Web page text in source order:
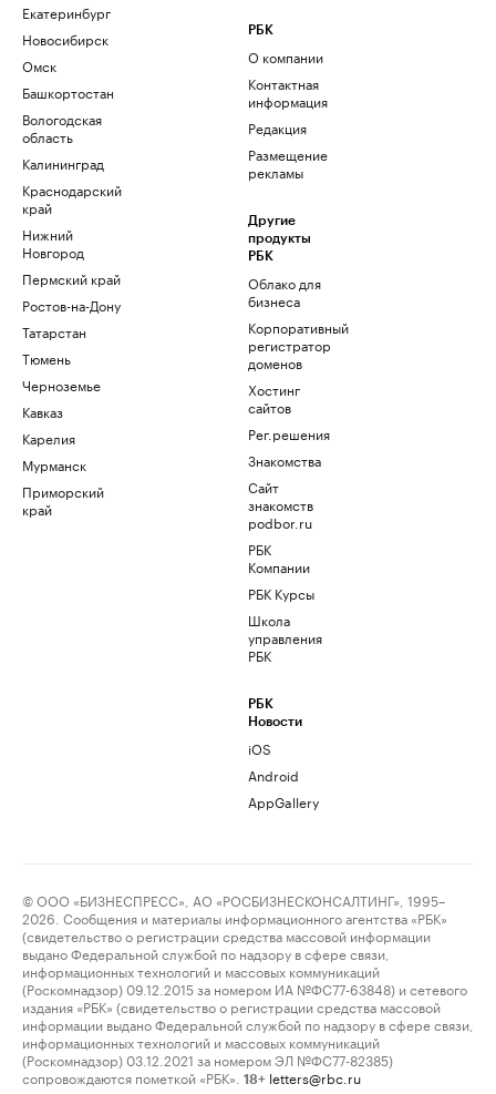
Екатеринбург
Новосибирск
Омск
Башкортостан
Вологодская
область
Калининград
Краснодарский
край
Нижний
Новгород
Пермский край
Ростов-на-Дону
Татарстан
Тюмень
Черноземье
Кавказ
Карелия
Мурманск
Приморский
край
РБК
О компании
Контактная
информация
Редакция
Размещение
рекламы
Другие
продукты
РБК
Облако для
бизнеса
Корпоративный
регистратор
доменов
Хостинг
сайтов
Рег.решения
Знакомства
Сайт
знакомств
podbor.ru
РБК
Компании
РБК Курсы
Школа
управления
РБК
РБК
Новости
iOS
Android
AppGallery
© ООО «БИЗНЕСПРЕСС», АО «РОСБИЗНЕСКОНСАЛТИНГ», 1995–
2026. Сообщения и материалы информационного агентства «РБК»
(свидетельство о регистрации средства массовой информации
выдано Федеральной службой по надзору в сфере связи,
информационных технологий и массовых коммуникаций
(Роскомнадзор) 09.12.2015 за номером ИА №ФС77-63848) и сетевого
издания «РБК» (свидетельство о регистрации средства массовой
информации выдано Федеральной службой по надзору в сфере связи,
информационных технологий и массовых коммуникаций
(Роскомнадзор) 03.12.2021 за номером ЭЛ №ФС77-82385)
сопровождаются пометкой «РБК».
18+ letters@rbc.ru